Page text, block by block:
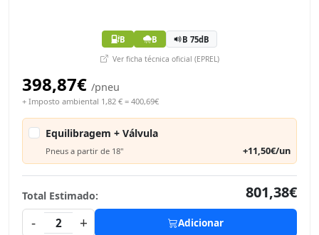
B B B 75dB
Ver ficha técnica oficial (EPREL)
398,87€ /pneu
+ Imposto ambiental 1,82 € = 400,69€
Equilibragem + Válvula
Pneus a partir de 18" +11,50€/un
Total Estimado:
801,38€
-
2 + Adicionar